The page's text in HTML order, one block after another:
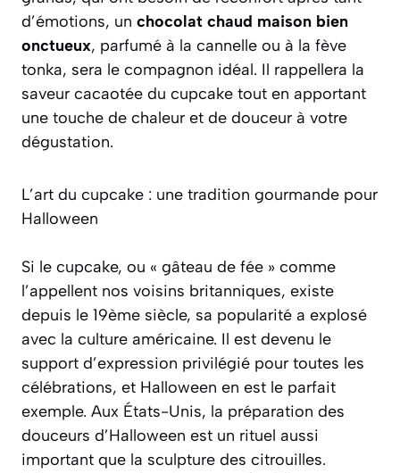
d’émotions, un chocolat chaud maison bien
onctueux, parfumé à la cannelle ou à la fève
tonka, sera le compagnon idéal. Il rappellera la
saveur cacaotée du cupcake tout en apportant
une touche de chaleur et de douceur à votre
dégustation.
L’art du cupcake : une tradition gourmande pour
Halloween
Si le cupcake, ou « gâteau de fée » comme
l’appellent nos voisins britanniques, existe
depuis le 19ème siècle, sa popularité a explosé
avec la culture américaine. Il est devenu le
support d’expression privilégié pour toutes les
célébrations, et Halloween en est le parfait
exemple. Aux États-Unis, la préparation des
douceurs d’Halloween est un rituel aussi
important que la sculpture des citrouilles.